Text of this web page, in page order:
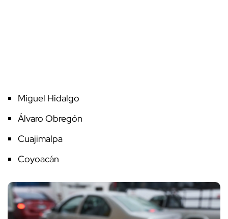
Miguel Hidalgo
Álvaro Obregón
Cuajimalpa
Coyoacán